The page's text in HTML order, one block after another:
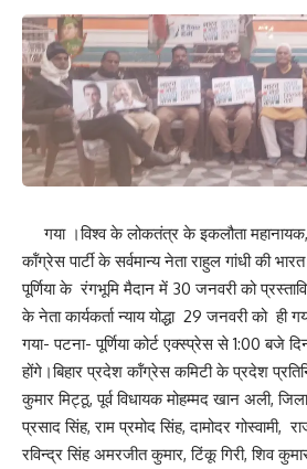
गया ।विश्व के लोकतंत्र के इकलौता
कॉंग्रेस पार्टी के सर्वमान्य नेता राहुल गांधी की
पूर्णिया के रंगभूमि मैदान में 30 जनवरी को
के नेता कार्यकर्ता न्याय योद्धा 29 जनवरी को ही
गया- पटना- पूर्णिया कोर्ट एक्स्प्रेस से 1:00 बजे
होंगे।बिहार प्रदेश कॉंग्रेस कमिटी के प्रदेश
कुमार मिट्ठू, पूर्व विधायक मोहम्मद खान अली,
प्रसाद सिंह, राम प्रमोद सिंह, दामोदर गोस्वामी,
रविन्द्र सिंह अमरजीत कुमार, टिंकू गिरी, शिव